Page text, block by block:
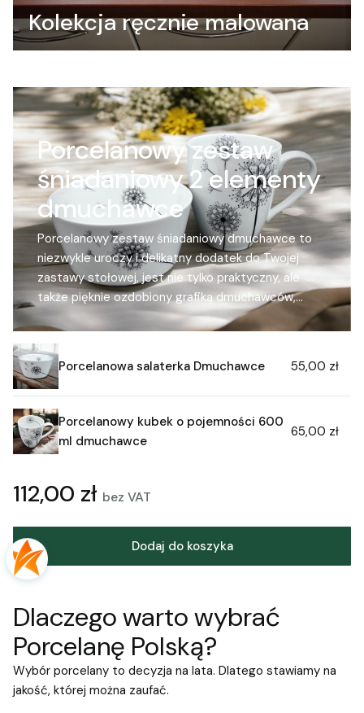
Kolekcja ręcznie malowana
Porcelanowy zestaw
śniadaniowy 2 elementy
dmuchawce
Porcelanowy zestaw śniadaniowy dmuchawce to
niezwykle uroczy i delikatny dodatek do Twojej
zastawy stołowej, jest nie tylko praktyczny, ale
także pięknie ozdobiony grafiką dmuchawców,
dzięki czemu nabiera on jeszcze większego
wdzięku. Wykonany z wysokiej jakości materiałów
jest trwały i łatwy w utrzymaniu czystości. Można
go myć zarówno ręcznie, jak i w zmywarce, co
sprawia, że korzystanie z niego jest naprawdę
wygodne.
Porcelanowa salaterka Dmuchawce 55,00 zł
Porcelanowy kubek o pojemności 600
ml dmuchawce
65,00 zł
112,00 zł bez VAT
Dodaj do koszyka
Dlaczego warto wybrać
Porcelanę Polską?
Wybór porcelany to decyzja na lata. Dlatego stawiamy na
jakość, której można zaufać.